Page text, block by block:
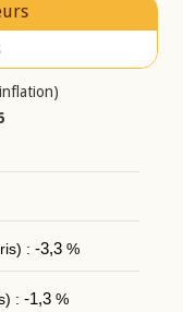
: -3,3%
: -1,3%